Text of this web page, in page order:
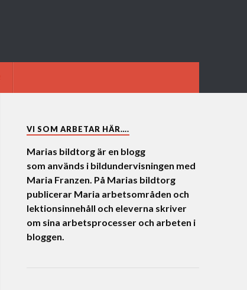
VI SOM ARBETAR HÄR….
Marias bildtorg är en blogg
som används i bildundervisningen med
Maria Franzen. På Marias bildtorg
publicerar Maria arbetsområden och
lektionsinnehåll och eleverna skriver
om sina arbetsprocesser och arbeten i
bloggen.